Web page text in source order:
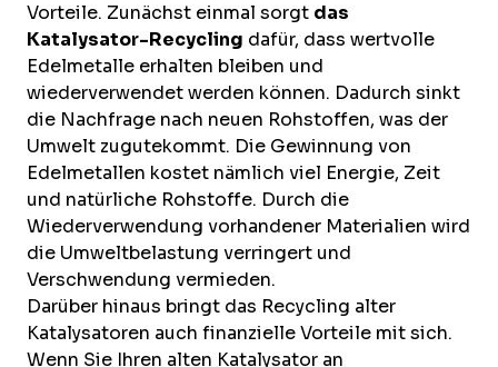
Vorteile. Zunächst einmal sorgt das
Katalysator-Recycling dafür, dass wertvolle
Edelmetalle erhalten bleiben und
wiederverwendet werden können. Dadurch sinkt
die Nachfrage nach neuen Rohstoffen, was der
Umwelt zugutekommt. Die Gewinnung von
Edelmetallen kostet nämlich viel Energie, Zeit
und natürliche Rohstoffe. Durch die
Wiederverwendung vorhandener Materialien wird
die Umweltbelastung verringert und
Verschwendung vermieden.
Darüber hinaus bringt das Recycling alter
Katalysatoren auch finanzielle Vorteile mit sich.
Wenn Sie Ihren alten Katalysator an